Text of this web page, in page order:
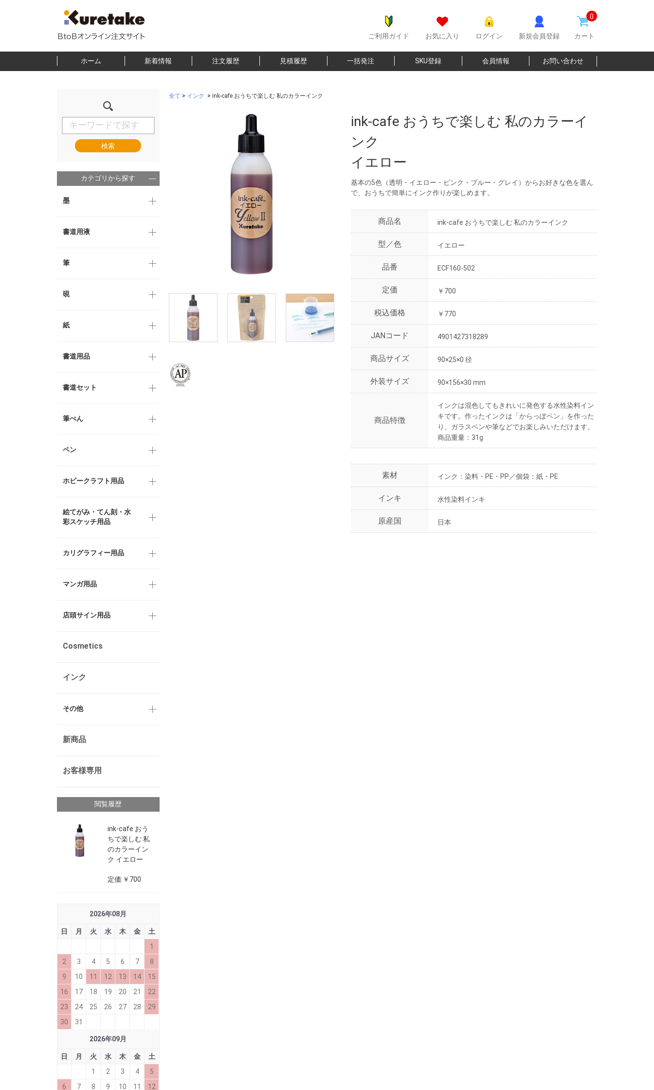
ご利用ガイド お気に入り ログイン 新規会員登録
0
カート
ホーム 新着情報 注文履歴 見積履歴 一括発注 SKU登録 会員情報 お問い合わせ
検索
カテゴリから探す
墨
書道用液
筆
硯
紙
書道用品
書道セット
筆ぺん
ペン
ホビークラフト用品
絵てがみ・てん刻・水
彩スケッチ用品
カリグラフィー用品
マンガ用品
店頭サイン用品
Cosmetics
インク
その他
新商品
お客様専用
閲覧履歴
ink-cafe おう
ちで楽しむ 私
のカラーイン
ク イエロー
定価:￥700
2026年08月
日 月 火 水 木 金
土
1
2
3 4 5 6 7
8
9
10 11 12 13 14
15
16
17 18 19 20 21
22
23
24 25 26 27 28
29
30
31
2026年09月
日 月 火 水 木 金
土
1
2 3 4
5
6
7 8 9 10 11 12
全て > インク > ink-cafe おうちで楽しむ 私のカラーインク
ink-cafe おうちで楽しむ 私のカラーイ
ンク
イエロー
基本の5色（透明・イエロー・ピンク・ブルー・グレイ）からお好きな色を選ん
で、おうちで簡単にインク作りが楽しめます。
商品名 ink-cafe おうちで楽しむ 私のカラーインク
型／色 イエロー
品番 ECF160-502
定価 ￥700
税込価格 ￥770
JANコード 4901427318289
商品サイズ 90×25×0 径
外装サイズ 90×156×30 mm
商品特徴
インクは混色してもきれいに発色する水性染料イン
キです。作ったインクは「からっぽペン」を作った
り、ガラスペンや筆などでお楽しみいただけます。
商品重量：31g
素材 インク：染料・PE・PP／個袋：紙・PE
インキ 水性染料インキ
原産国 日本